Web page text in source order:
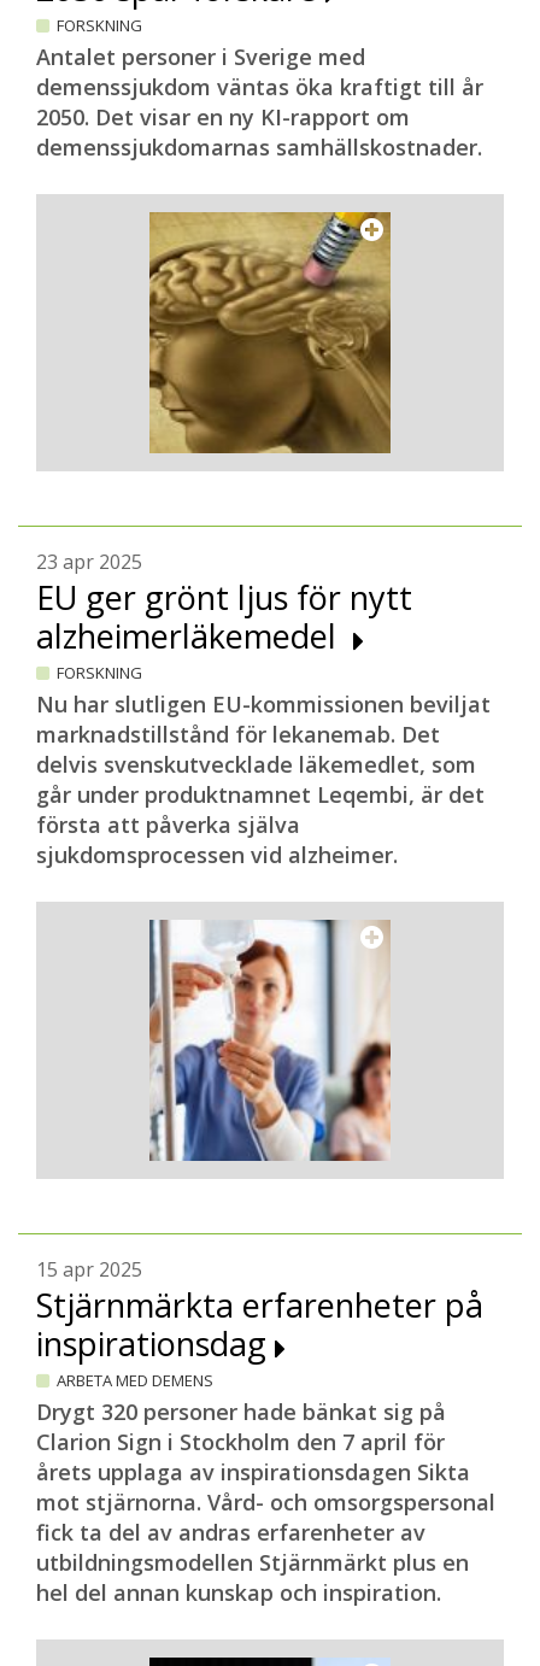
FORSKNING
Antalet personer i Sverige med
demenssjukdom väntas öka kraftigt till år
2050. Det visar en ny KI-rapport om
demenssjukdomarnas samhällskostnader.
23 apr 2025
EU ger grönt ljus för nytt
alzheimerläkemedel
FORSKNING
Nu har slutligen EU-kommissionen beviljat
marknadstillstånd för lekanemab. Det
delvis svenskutvecklade läkemedlet, som
går under produktnamnet Leqembi, är det
första att påverka själva
sjukdomsprocessen vid alzheimer.
15 apr 2025
Stjärnmärkta erfarenheter på
inspirationsdag
ARBETA MED DEMENS
Drygt 320 personer hade bänkat sig på
Clarion Sign i Stockholm den 7 april för
årets upplaga av inspirationsdagen Sikta
mot stjärnorna. Vård- och omsorgspersonal
fick ta del av andras erfarenheter av
utbildningsmodellen Stjärnmärkt plus en
hel del annan kunskap och inspiration.